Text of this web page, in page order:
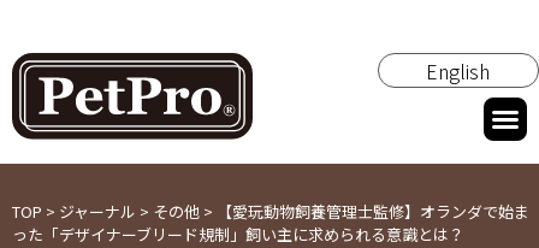
English
TOP > ジャーナル > その他 >
【愛玩動物飼養管理士監修】オランダで始ま
った「デザイナーブリード規制」飼い主に求められる意識とは？